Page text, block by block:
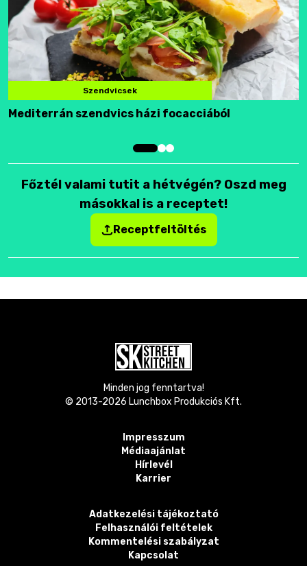
Szendvicsek
Mediterrán szendvics házi focacciából
Főztél valami tutit a hétvégén? Oszd meg
másokkal is a receptet!
Receptfeltöltés
Minden jog fenntartva!
© 2013-2026 Lunchbox Produkciós Kft.
Impresszum
Médiaajánlat
Hírlevél
Karrier
Adatkezelési tájékoztató
Felhasználói feltételek
Kommentelési szabályzat
Kapcsolat